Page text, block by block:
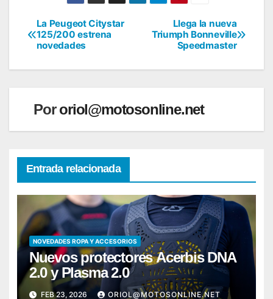
Navegación
de
Llega la nueva
Triumph Bonneville
Speedmaster
La Peugeot Citystar
125/200 estrena
novedades
Pororiol@motosonline.net
Entrada relacionada
NOVEDADES ROPA Y ACCESORIOS
Nuevos protectores Acerbis DNA
2.0 y Plasma 2.0
FEB 23, 2026 ORIOL@MOTOSONLINE.NET